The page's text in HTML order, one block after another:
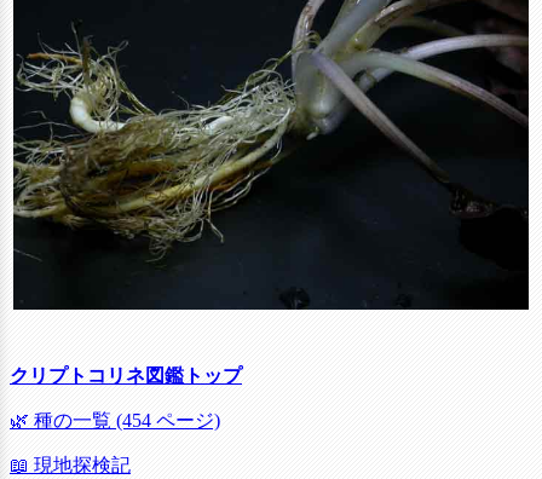
クリプトコリネ図鑑トップ
🌿 種の一覧 (454 ページ)
📖 現地探検記